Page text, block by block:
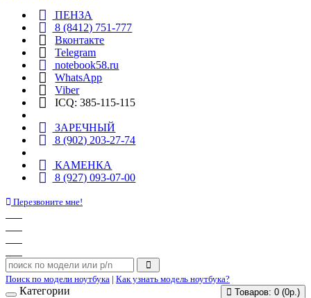
ПЕНЗА
8 (8412) 751-777
Вконтакте
Telegram
notebook58.ru
WhatsApp
Viber
ICQ: 385-115-115
ЗАРЕЧНЫЙ
8 (902) 203-27-74
КАМЕНКА
8 (927) 093-07-00
Перезвоните мне!
Поиск по модели ноутбука | Как узнать модель ноутбука?
Товаров: 0 (0р.)
Категории